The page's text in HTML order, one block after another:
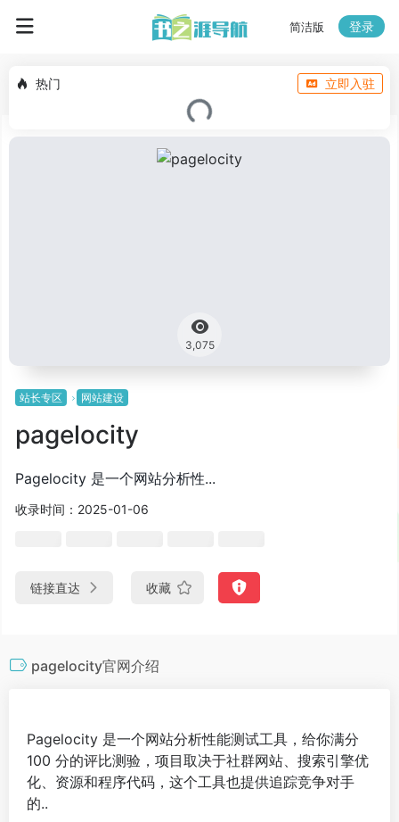
简洁版 登录
热门 立即入驻
3,075
站长专区 网站建设
pagelocity
Pagelocity 是一个网站分析性...
收录时间：2025-01-06
链接直达 收藏
pagelocity官网介绍
Pagelocity 是一个网站分析性能测试工具，给你满分
100 分的评比测验，项目取决于社群网站、搜索引擎优
化、资源和程序代码，这个工具也提供追踪竞争对手
的..